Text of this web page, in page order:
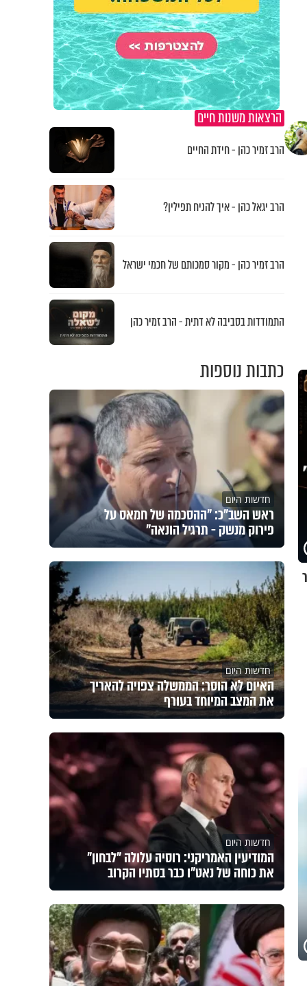
הרצאות משנות חיים
הרב זמיר כהן - חידת החיים
הרב יגאל כהן - איך להניח תפילין?
הרב זמיר כהן - מקור סמכותם של חכמי ישראל
התמודדות בסביבה לא דתית - הרב זמיר כהן
כתבות נוספות
חדשות היום
ראש השב"כ: "ההסכמה של חמאס על
פירוק מנשק - תרגיל הונאה"
חדשות היום
האיום לא הוסר: הממשלה צפויה להאריך
את המצב המיוחד בעורף
חדשות היום
המודיעין האמריקני: רוסיה עלולה "לבחון"
את כוחה של נאט"ו כבר בסתיו הקרוב